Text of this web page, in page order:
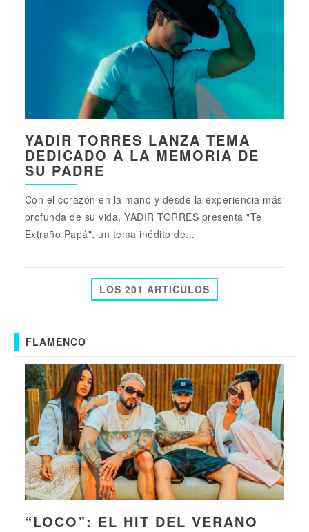
YADIR TORRES LANZA TEMA
DEDICADO A LA MEMORIA DE
SU PADRE
Con el corazón en la mano y desde la experiencia más
profunda de su vida, YADIR TORRES presenta "Te
Extraño Papá", un tema inédito de...
LOS 201 ARTICULOS
FLAMENCO
“LOCO”: EL HIT DEL VERANO